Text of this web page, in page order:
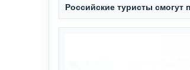
Российские туристы смогут